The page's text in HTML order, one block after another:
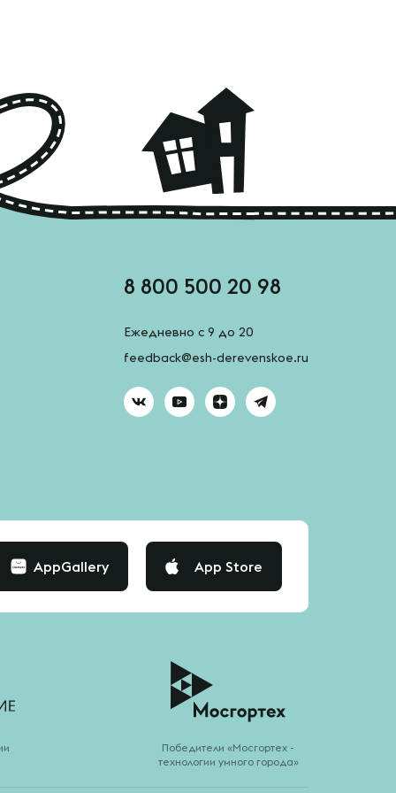
8 800 500 20 98
Ежедневно с 9 до 20
feedback@esh-derevenskoe.ru
AppGallery App Store
Победители «Мосгортех -
технологии умного города»